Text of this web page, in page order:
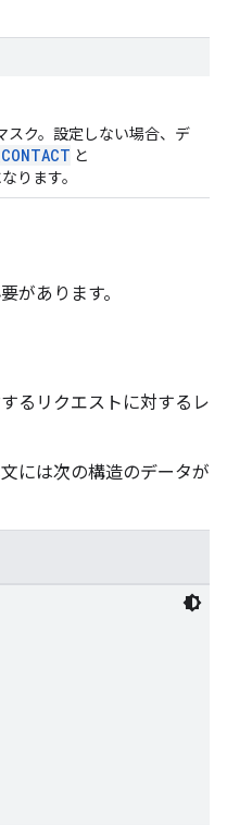
スク。設定しない場合、デ
と
ります。
があります。
るリクエストに対するレ
には次の構造のデータが